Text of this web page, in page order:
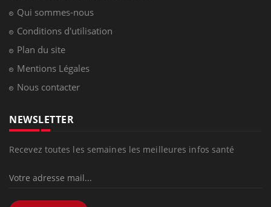
Qui sommes-nous
Conditions d'utilisation
Plan du site
Mentions Légales
Nous contacter
NEWSLETTER
Recevez toutes les semaines les meilleures infos santé